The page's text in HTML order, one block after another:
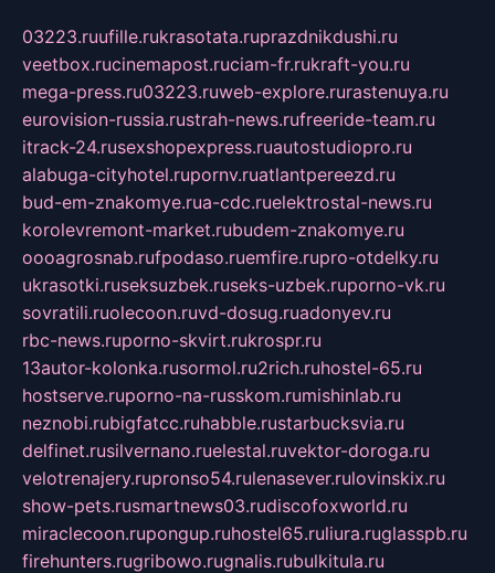
03223.ruufille.rukrasotata.ruprazdnikdushi.ru
veetbox.rucinemapost.ruciam-fr.rukraft-you.ru
mega-press.ru03223.ruweb-explore.rurastenuya.ru
eurovision-russia.rustrah-news.rufreeride-team.ru
itrack-24.rusexshopexpress.ruautostudiopro.ru
alabuga-cityhotel.rupornv.ruatlantpereezd.ru
bud-em-znakomye.rua-cdc.ruelektrostal-news.ru
korolevremont-market.rubudem-znakomye.ru
oooagrosnab.rufpodaso.ruemfire.rupro-otdelky.ru
ukrasotki.ruseksuzbek.ruseks-uzbek.ruporno-vk.ru
sovratili.ruolecoon.ruvd-dosug.ruadonyev.ru
rbc-news.ruporno-skvirt.rukrospr.ru
13autor-kolonka.rusormol.ru2rich.ruhostel-65.ru
hostserve.ruporno-na-russkom.rumishinlab.ru
neznobi.rubigfatcc.ruhabble.rustarbucksvia.ru
delfinet.rusilvernano.ruelestal.ruvektor-doroga.ru
velotrenajery.rupronso54.rulenasever.rulovinskix.ru
show-pets.rusmartnews03.rudiscofoxworld.ru
miraclecoon.rupongup.ruhostel65.ruliura.ruglasspb.ru
firehunters.rugribowo.rugnalis.rubulkitula.ru